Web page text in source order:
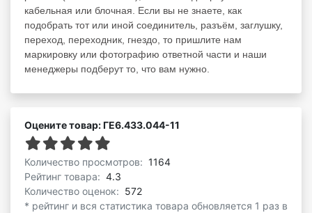
кабельная или блочная. Если вы не знаете, как
подобрать тот или иной соединитель, разъём, заглушку,
переход, переходник, гнездо, то пришлите нам
маркировку или фотографию ответной части и наши
менеджеры подберут то, что вам нужно.
Оцените товар: ГЕ6.433.044-11
Количество просмотров: 1164
Рейтинг товара: 4.3
Количество оценок: 572
* рейтинг и вся статистика товара обновляется 1 раз в